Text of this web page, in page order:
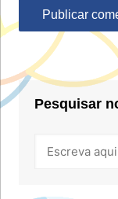
Pesquisar